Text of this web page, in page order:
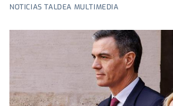
NOTICIAS TALDEA MULTIMEDIA